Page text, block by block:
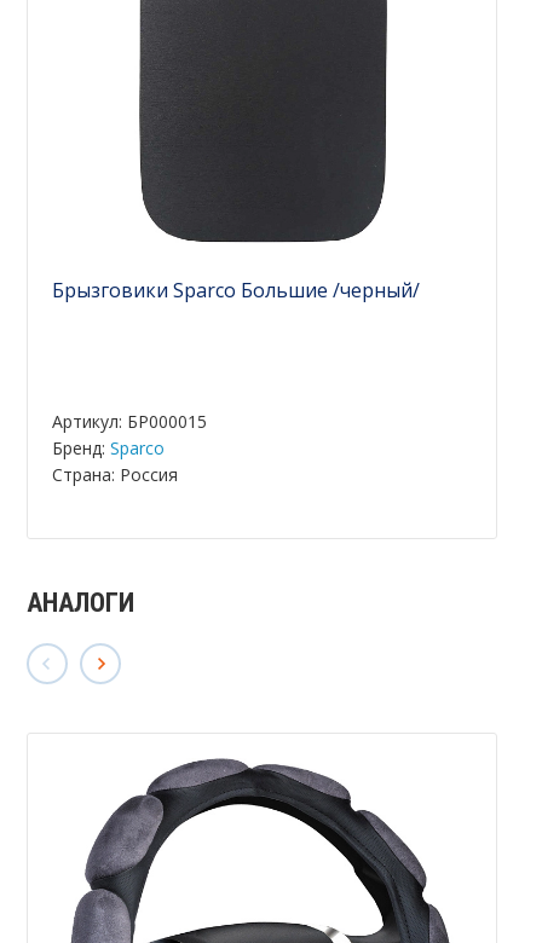
Брызговики Sparco Большие /черный/
Артикул: БР000015
Бренд:Sparco
Страна: Россия
АНАЛОГИ